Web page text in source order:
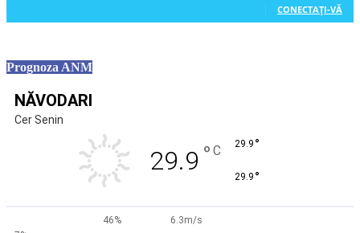
CONECTAȚI-VĂ
Prognoza ANM
NĂVODARI
Cer Senin
29.9 ° C 29.9 °
29.9 °
46%
6.3m/s